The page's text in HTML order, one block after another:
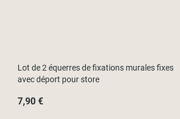
Lot de 2 équerres de fixations murales fixes
avec déport pour store
7,90 €